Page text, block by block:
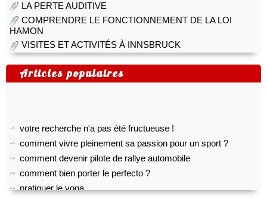
LA PERTE AUDITIVE
COMPRENDRE LE FONCTIONNEMENT DE LA LOI
HAMON
VISITES ET ACTIVITÉS À INNSBRUCK
Articles populaires
comment vivre pleinement sa passion pour un sport ?
comment devenir pilote de rallye automobile
comment bien porter le perfecto ?
pratiquer le yoga
top 5 des meilleurs outils gratuits de transcription audio